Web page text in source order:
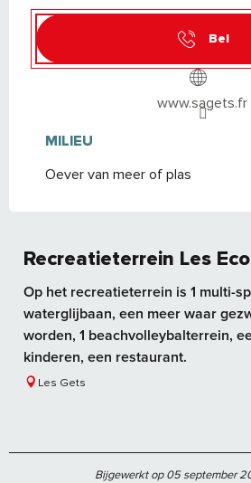
Bel
www.sagets.fr
MILIEU
MILIEU
Oever van meer of plas
Recreatieterrein Les
Op het recreatieterrein is 1 multi-
waterglijbaan, een meer waar
worden, 1 beachvolleybalterrein,
kinderen, een restaurant.
Les Gets
Bijgewerkt op 05 september